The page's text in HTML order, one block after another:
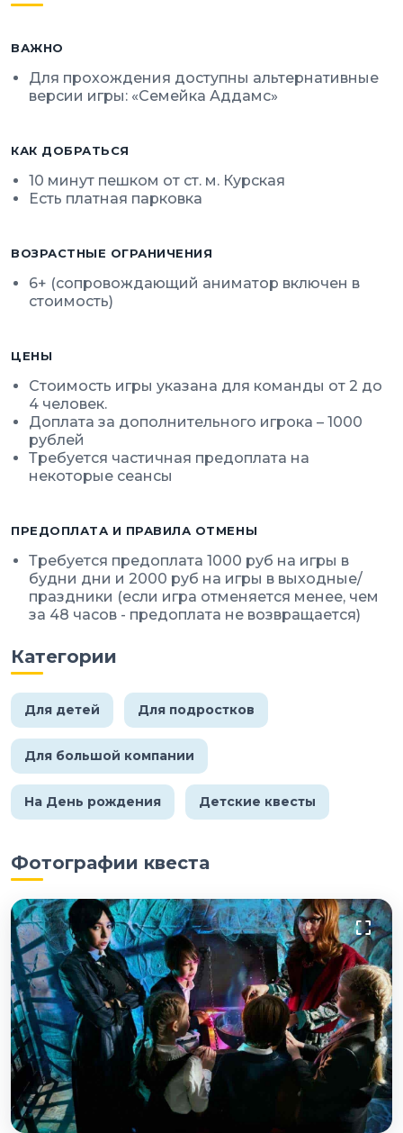
ВАЖНО
Для прохождения доступны альтернативные
версии игры: «Семейка Аддамс»
КАК ДОБРАТЬСЯ
10 минут пешком от ст. м. Курская
Есть платная парковка
ВОЗРАСТНЫЕ ОГРАНИЧЕНИЯ
6+ (сопровождающий аниматор включен в
стоимость)
ЦЕНЫ
Стоимость игры указана для команды от 2 до
4 человек.
Доплата за дополнительного игрока – 1000
рублей
Требуется частичная предоплата на
некоторые сеансы
ПРЕДОПЛАТА И ПРАВИЛА ОТМЕНЫ
Требуется предоплата 1000 руб на игры в
будни дни и 2000 руб на игры в выходные/
праздники (если игра отменяется менее, чем
за 48 часов - предоплата не возвращается)
Категории
Для детей Для подростков
Для большой компании
На День рождения Детские квесты
Фотографии квеста